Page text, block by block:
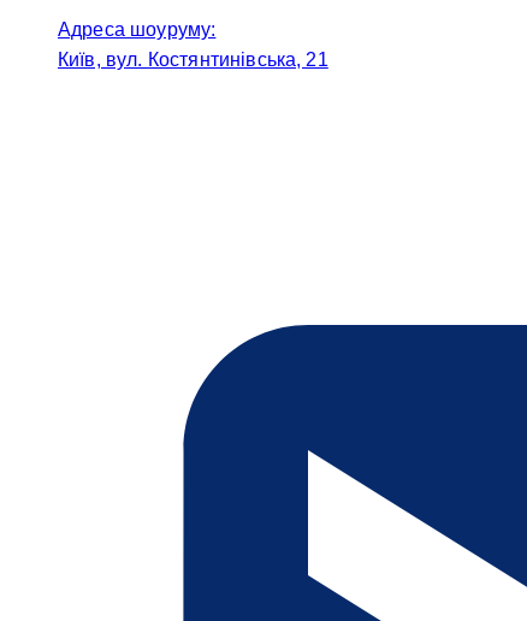
Адреса шоуруму:
Київ, вул. Костянтинівська, 21